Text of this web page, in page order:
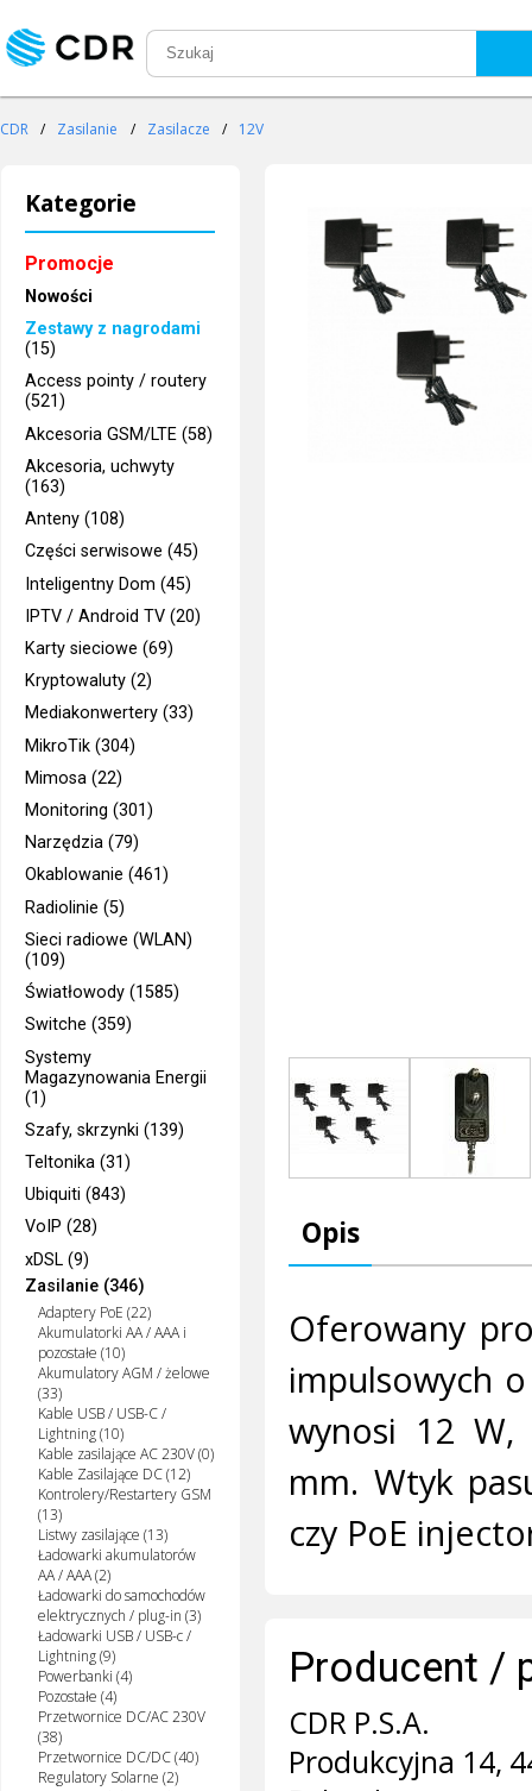
CDR / Zasilanie / Zasilacze / 12V
Kategorie
Promocje
Nowości
Zestawy z nagrodami
(15)
Access pointy / routery
(521)
Akcesoria GSM/LTE (58)
Akcesoria, uchwyty
(163)
Anteny (108)
Części serwisowe (45)
Inteligentny Dom (45)
IPTV / Android TV (20)
Karty sieciowe (69)
Kryptowaluty (2)
Mediakonwertery (33)
MikroTik (304)
Mimosa (22)
Monitoring (301)
Narzędzia (79)
Okablowanie (461)
Radiolinie (5)
Sieci radiowe (WLAN)
(109)
Światłowody (1585)
Switche (359)
Systemy
Magazynowania Energii
(1)
Szafy, skrzynki (139)
Teltonika (31)
Ubiquiti (843)
VoIP (28)
xDSL (9)
Zasilanie (346)
Adaptery PoE (22)
Akumulatorki AA / AAA i
pozostałe (10)
Akumulatory AGM / żelowe
(33)
Kable USB / USB-C /
Lightning (10)
Kable zasilające AC 230V (0)
Kable Zasilające DC (12)
Kontrolery/Restartery GSM
(13)
Listwy zasilające (13)
Ładowarki akumulatorów
AA / AAA (2)
Ładowarki do samochodów
elektrycznych / plug-in (3)
Ładowarki USB / USB-c /
Lightning (9)
Powerbanki (4)
Pozostałe (4)
Przetwornice DC/AC 230V
(38)
Przetwornice DC/DC (40)
Regulatory Solarne (2)
Opis
Oferowany
impulsowych
wynosi 12
mm. Wtyk
czy PoE
Producent /
CDR P.S.A.
Produkcyjna 14,